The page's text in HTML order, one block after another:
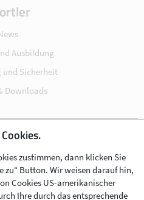
Ausbildung
und Sicherheit
Downloads
AGB
zustimmen, dann klicken Sie
zu“ Button. Wir weisen darauf hin,
Cookies US-amerikanischer
Ihre durch das entsprechende